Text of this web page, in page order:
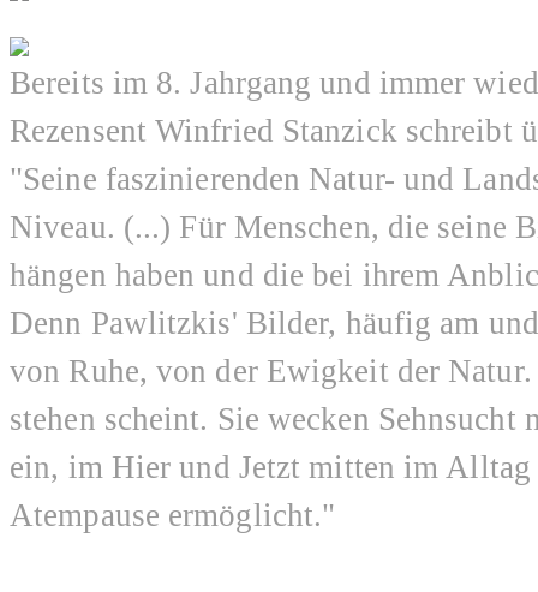
Bereits im 8. Jahrgang und immer
Rezensent Winfried Stanzick schreibt
"Seine faszinierenden Natur- und
Niveau. (...) Für Menschen, die seine
hängen haben und die bei ihrem
Denn Pawlitzkis' Bilder, häufig am
von Ruhe, von der Ewigkeit der
stehen scheint. Sie wecken Sehnsucht
ein, im Hier und Jetzt mitten im Alltag
Atempause ermöglicht."